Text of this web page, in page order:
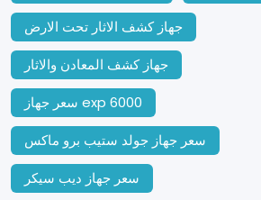
جهاز كشف الاثار تحت الارض
جهاز كشف المعادن والاثار
سعر جهاز exp 6000
سعر جهاز جولد ستيب برو ماكس
سعر جهاز ديب سيكر